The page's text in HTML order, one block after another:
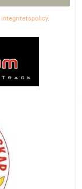
integritetspolicy.